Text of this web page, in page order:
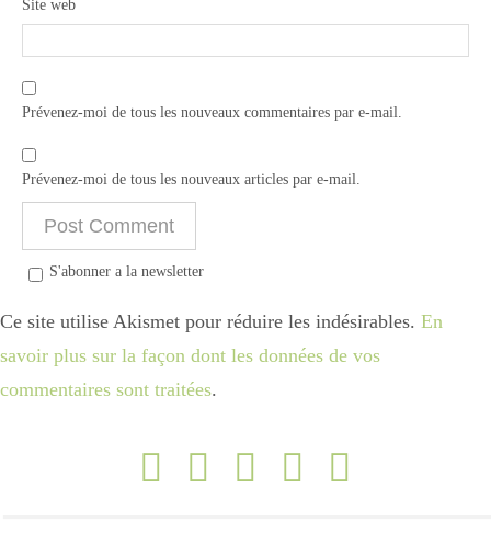
Site web
Prévenez-moi de tous les nouveaux commentaires par e-mail.
Prévenez-moi de tous les nouveaux articles par e-mail.
S'abonner a la newsletter
Ce site utilise Akismet pour réduire les indésirables. En
savoir plus sur la façon dont les données de vos
commentaires sont traitées.